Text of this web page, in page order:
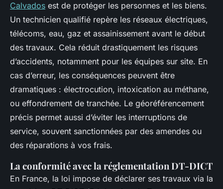
Calvados est de protéger les personnes et les biens.
Un technicien qualifié repère les réseaux électriques,
télécoms, eau, gaz et assainissement avant le début
des travaux. Cela réduit drastiquement les risques
d’accidents, notamment pour les équipes sur site. En
cas d’erreur, les conséquences peuvent être
dramatiques : électrocution, intoxication au méthane,
ou effondrement de tranchée. Le géoréférencement
précis permet aussi d’éviter les interruptions de
service, souvent sanctionnées par des amendes ou
des réparations à vos frais.
La conformité avec la réglementation DT-DICT
En France, la loi impose de déclarer ses travaux via la